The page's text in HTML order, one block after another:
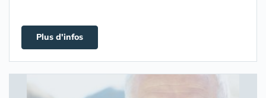
Plus d'infos